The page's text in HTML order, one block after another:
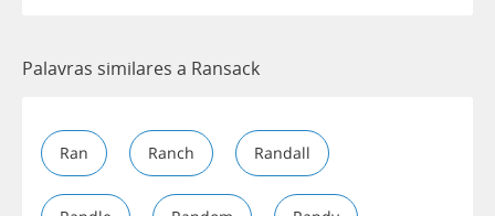
Palavras similares a Ransack
Ran Ranch Randall